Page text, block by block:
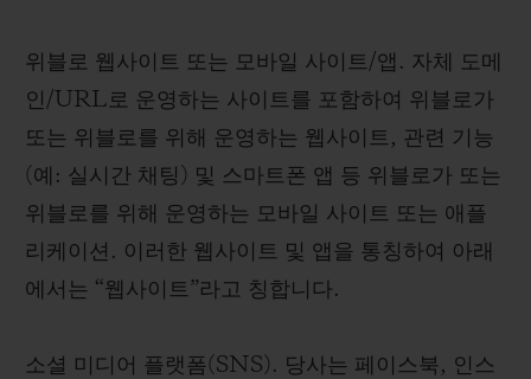
위블로 웹사이트 또는 모바일 사이트/앱. 자체 도메
인/URL로 운영하는 사이트를 포함하여 위블로가
또는 위블로를 위해 운영하는 웹사이트, 관련 기능
(예: 실시간 채팅) 및 스마트폰 앱 등 위블로가 또는
위블로를 위해 운영하는 모바일 사이트 또는 애플
리케이션. 이러한 웹사이트 및 앱을 통칭하여 아래
에서는 “웹사이트”라고 칭합니다.
소셜 미디어 플랫폼(SNS). 당사는 페이스북, 인스